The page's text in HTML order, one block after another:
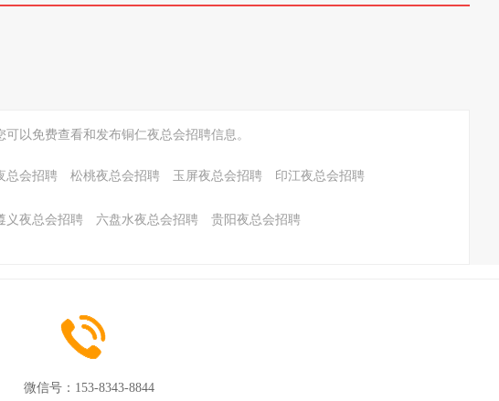
以免费查看和发布铜仁夜总会招聘信息。
总会招聘 松桃夜总会招聘 玉屏夜总会招聘
印江夜总会招聘
义夜总会招聘 六盘水夜总会招聘 贵阳夜总会招聘
微信号： 153-8343-8844